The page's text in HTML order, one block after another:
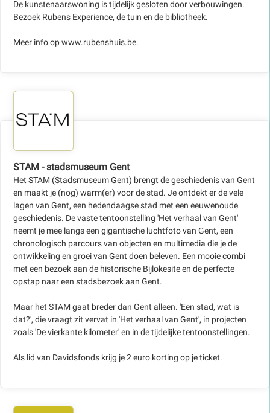
De kunstenaarswoning is tijdelijk gesloten door verbouwingen.
Bezoek Rubens Experience, de tuin en de bibliotheek.
Meer info op www.rubenshuis.be.
STAM - stadsmuseum Gent
Het STAM (Stadsmuseum Gent) brengt de geschiedenis van Gent
en maakt je (nog) warm(er) voor de stad. Je ontdekt er de vele
lagen van Gent, een hedendaagse stad met een eeuwenoude
geschiedenis. De vaste tentoonstelling 'Het verhaal van Gent'
neemt je mee langs een gigantische luchtfoto van Gent, een
chronologisch parcours van objecten en multimedia die je de
ontwikkeling en groei van Gent doen beleven. Een mooie combi
met een bezoek aan de historische Bijlokesite en de perfecte
opstap naar een stadsbezoek aan Gent.
Maar het STAM gaat breder dan Gent alleen. 'Een stad, wat is
dat?', die vraagt zit vervat in 'Het verhaal van Gent', in projecten
zoals 'De vierkante kilometer' en in de tijdelijke tentoonstellingen.
Als lid van Davidsfonds krijg je 2 euro korting op je ticket.